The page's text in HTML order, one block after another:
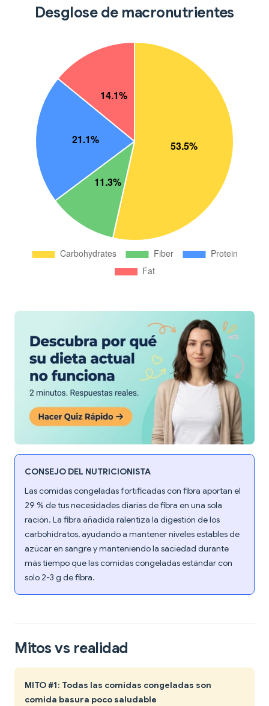
Desglose de macronutrientes
CONSEJO DEL NUTRICIONISTA
Las comidas congeladas fortificadas con fibra aportan el
29 % de tus necesidades diarias de fibra en una sola
ración. La fibra añadida ralentiza la digestión de los
carbohidratos, ayudando a mantener niveles estables de
azúcar en sangre y manteniendo la saciedad durante
más tiempo que las comidas congeladas estándar con
solo 2-3 g de fibra.
Mitos vs realidad
MITO #1: Todas las comidas congeladas son
comida basura poco saludable